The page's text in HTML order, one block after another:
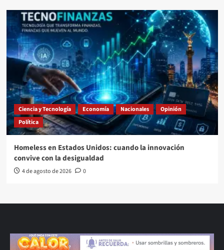
Ciencia y Tecnología Economía Nacionales
Opinión
Política
Homeless en Estados Unidos: cuando la innovación
convive con la desigualdad
4 de agosto de 2026 0